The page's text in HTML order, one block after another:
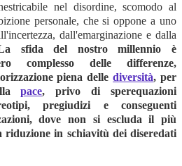
nel disordine, scomodo al
personale, che si oppone a uno
dall'emarginazione e dalla
sfida del nostro millennio è
complesso delle differenze,
piena dellediversità, per
pace, privo di sperequazioni
pregiudizi e conseguenti
dove non si escluda il più
riduzione in schiavitù dei diseredati